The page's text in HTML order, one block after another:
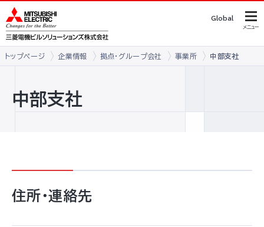
Global
メニュー
トップページ 企業情報 拠点・グループ会社 事業所 中部支社
中部支社
住所・連絡先